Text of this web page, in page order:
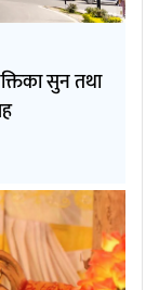
सुन तथा